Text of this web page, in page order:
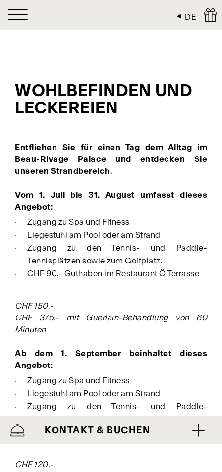
DE
KONTAKT & BUCHEN
WOHLBEFINDEN UND
LECKEREIEN
Entfliehen Sie für einen Tag dem Alltag im
Beau-Rivage Palace und entdecken Sie
unseren Strandbereich.
Vom 1. Juli bis 31. August umfasst dieses
Angebot:
Zugang zu Spa und Fitness
Liegestuhl am Pool oder am Strand
Zugang zu den Tennis- und Paddle-
Tennisplätzen sowie zum Golfplatz.
CHF 90.- Guthaben im Restaurant Ô Terrasse
CHF 150.-
CHF 375.- mit Guerlain-Behandlung von 60
Minuten
Ab dem 1. September beinhaltet dieses
Angebot:
Zugang zu Spa und Fitness
Liegestuhl am Pool oder am Strand
Zugang zu den Tennis- und Paddle-
CHF 70.- Guthaben im Restaurant Ô Terrasse
CHF 120.-